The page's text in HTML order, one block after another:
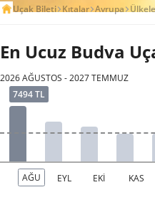
Uçak Bileti Kıtalar Avrupa
En Ucuz Budva
2026 AĞUSTOS - 2027 TEMMUZ